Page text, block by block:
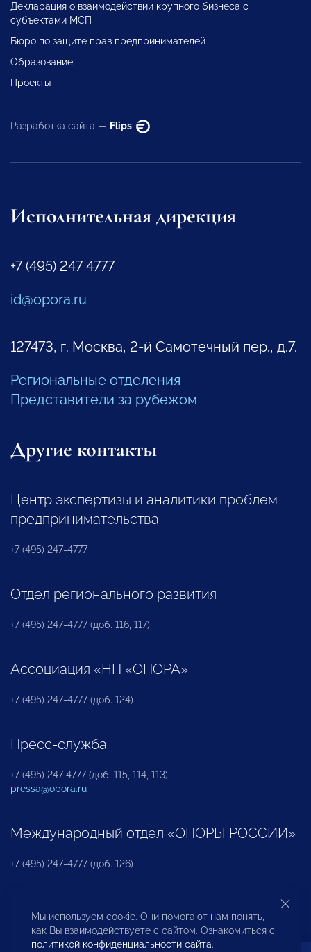
Декларация о взаимодействии крупного бизнеса с
субъектами МСП
Бюро по защите прав предпринимателей
Образование
Проекты
Разработка сайта — Flips
Исполнительная дирекция
+7 (495) 247 4777
id@opora.ru
127473, г. Москва, 2-й Самотечный пер., д.7.
Региональные отделения
Представители за рубежом
Другие контакты
Центр экспертизы и аналитики проблем
предпринимательства
+7 (495) 247-4777
Отдел регионального развития
+7 (495) 247-4777 (доб. 116, 117)
Ассоциация «НП «ОПОРА»
+7 (495) 247-4777 (доб. 124)
Пресс-служба
+7 (495) 247 4777 (доб. 115, 114, 113)
pressa@opora.ru
Международный отдел «ОПОРЫ РОССИИ»
+7 (495) 247-4777 (доб. 126)
Бюро по защите прав предпринимателей и
инвесторов
Мы используем cookie. Они помогают нам понять,
как Вы взаимодействуете с сайтом. Ознакомиться с
политикой конфиденциальности сайта.